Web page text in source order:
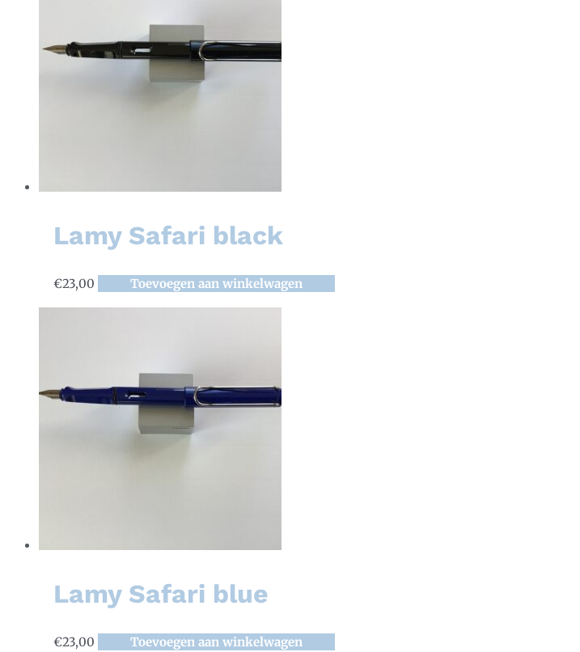
Lamy Safari black
€23,00 Toevoegen aan winkelwagen
Lamy Safari blue
€23,00 Toevoegen aan winkelwagen